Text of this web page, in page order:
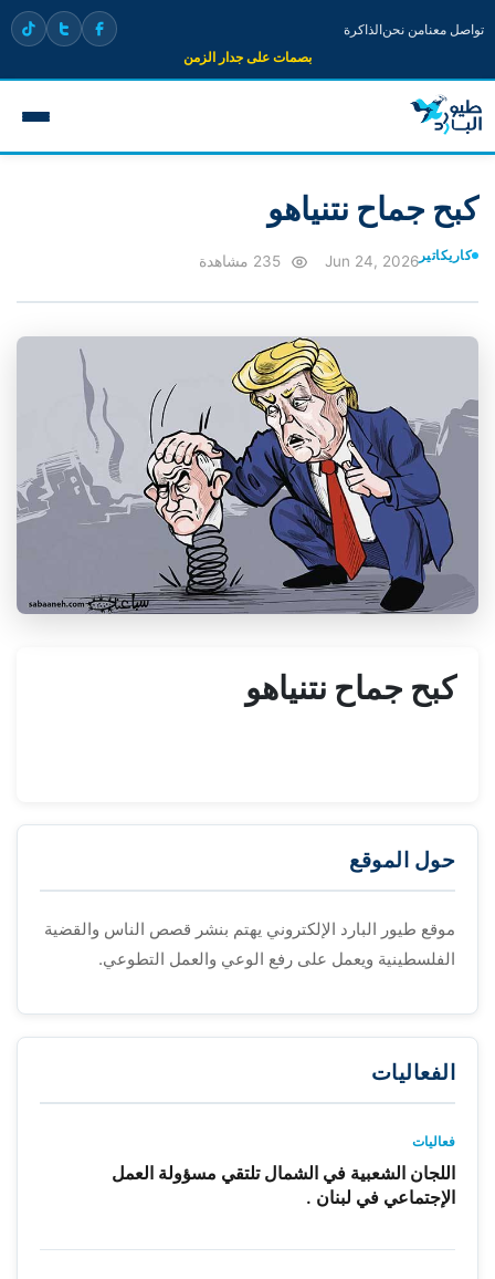
تواصل معنامن نحنالذاكرة
بصمات على جدار الزمن
كبح جماح نتنياهو
كاريكاتيرJun 24, 2026 235 مشاهدة
كبح جماح نتنياهو
حول الموقع
موقع طيور البارد الإلكتروني يهتم بنشر قصص الناس والقضية
الفلسطينية ويعمل على رفع الوعي والعمل التطوعي.
الفعاليات
فعاليات
اللجان الشعبية في الشمال تلتقي مسؤولة العمل
الإجتماعي في لبنان .